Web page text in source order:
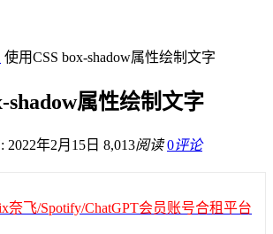
使用CSS box-shadow属性绘制文字
shadow属性绘制文字
2022年2月15日 8,013阅读 0评论
奈飞/Spotify/ChatGPT会员账号合租平台